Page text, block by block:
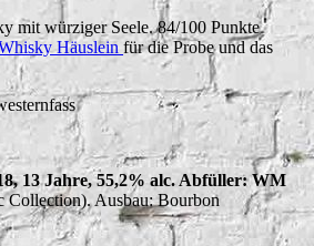
mit würziger Seele.84/100 Punkte
Häuslein für die Probe und das
13 Jahre, 55,2% alc. Abfüller: WM
Collection). Ausbau: Bourbon